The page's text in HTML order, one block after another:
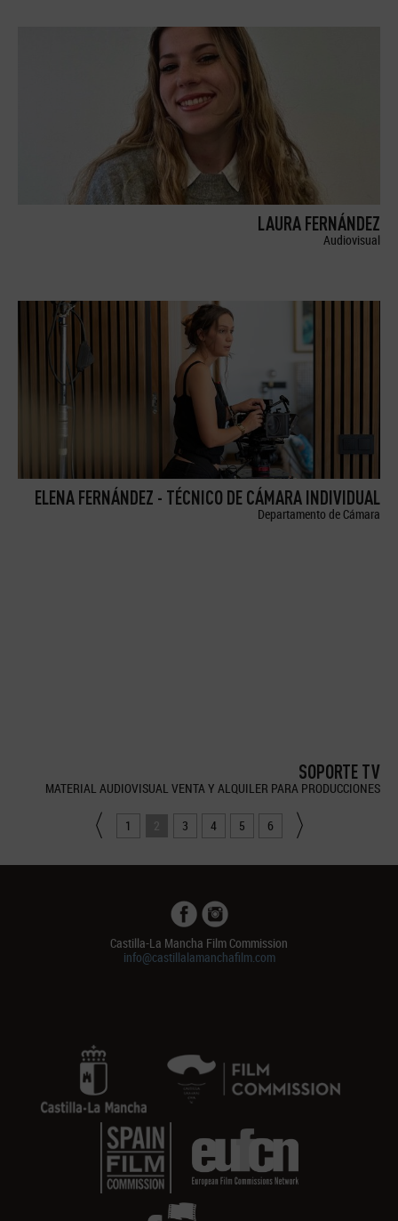
LAURA FERNÁNDEZ
Audiovisual
ELENA FERNÁNDEZ - TÉCNICO DE CÁMARA INDIVIDUAL
Departamento de Cámara
SOPORTE TV
MATERIAL AUDIOVISUAL VENTA Y ALQUILER PARA PRODUCCIONES
1 2 3 4 5 6
Castilla-La Mancha Film Commission
info@castillalamanchafilm.com